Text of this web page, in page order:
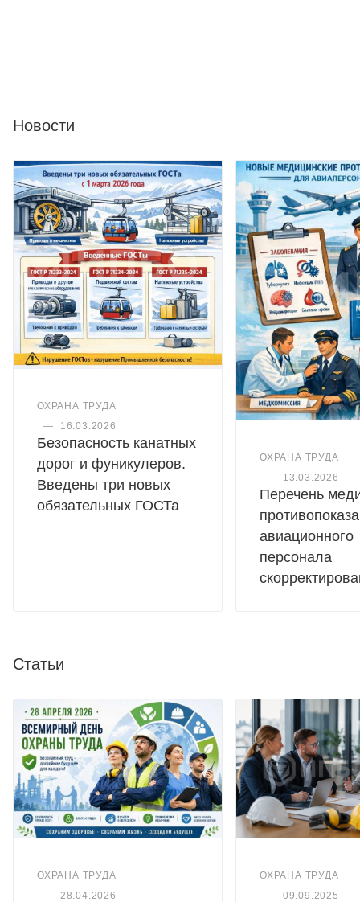
Новости
ОХРАНА ТРУДА
—
16.03.2026
Безопасность канатных
дорог и фуникулеров.
Введены три новых
обязательных ГОСТа
ОХРАНА ТРУДА
—
13.03.2026
Перечень
авиационного
персонала
Статьи
ОХРАНА ТРУДА
—
28.04.2026
ОХРАНА ТРУДА
—
09.09.2025